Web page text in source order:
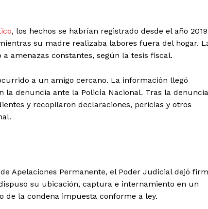
Prensa
, los hechos se habrían registrado desde el año
su madre realizaba labores fuera del hogar.
amenazas constantes, según la tesis fiscal.
a un amigo cercano. La información llegó
denuncia ante la Policía Nacional. Tras la
y recopilaron declaraciones, pericias y otros
Apelaciones Permanente, el Poder Judicial dejó
su ubicación, captura e internamiento en un
la condena impuesta conforme a ley.